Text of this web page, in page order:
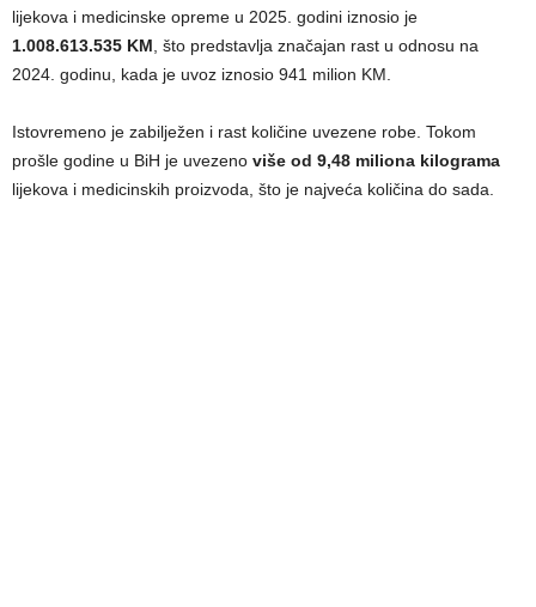
lijekova i medicinske opreme u 2025. godini iznosio je
1.008.613.535 KM, što predstavlja značajan rast u odnosu na
2024. godinu, kada je uvoz iznosio 941 milion KM.
Istovremeno je zabilježen i rast količine uvezene robe. Tokom
prošle godine u BiH je uvezeno više od 9,48 miliona kilograma
lijekova i medicinskih proizvoda, što je najveća količina do sada.